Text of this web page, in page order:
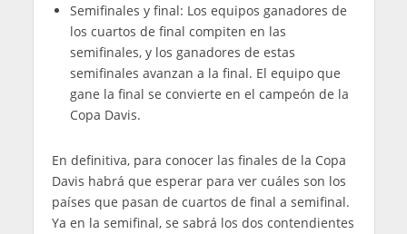
Semifinales y final: Los equipos ganadores de
los cuartos de final compiten en las
semifinales, y los ganadores de estas
semifinales avanzan a la final. El equipo que
gane la final se convierte en el campeón de la
Copa Davis.
En definitiva, para conocer las finales de la Copa
Davis habrá que esperar para ver cuáles son los
países que pasan de cuartos de final a semifinal.
Ya en la semifinal, se sabrá los dos contendientes